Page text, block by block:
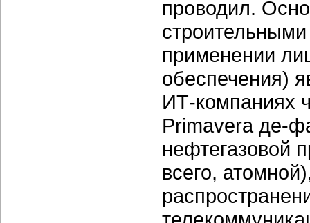
проводил.
применении
обеспечения)
ИТ-компаниях
Primavera де-
нефтегазовой
всего,